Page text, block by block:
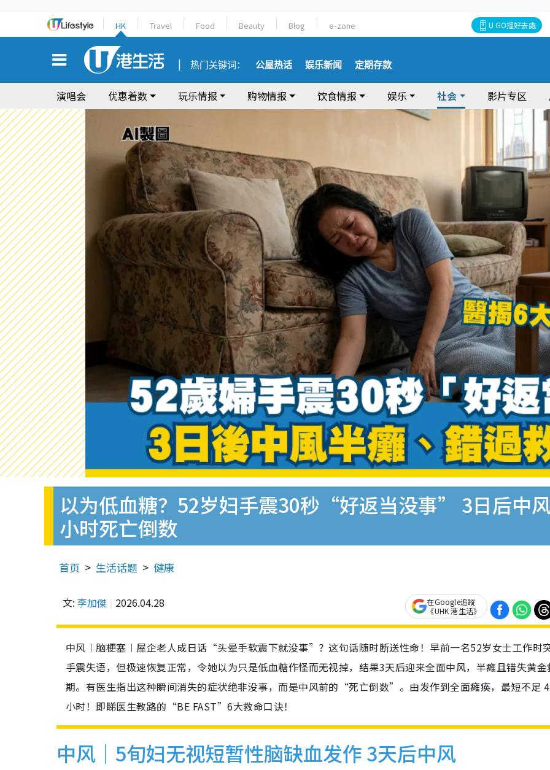
HK Travel Food Beauty Blog e-zone U GO搵好去處
热门关键词： 公屋热话 娱乐新闻 定期存款
演唱会 优惠着数 玩乐情报 购物情报 饮食情报 娱乐 社会 影片专区
以为低血糖？52岁妇手震30秒“好返当没事” 3日后中
小时死亡倒数
首页 生活话题 健康
文: 李加傑 2026.04.28
在Google追蹤
《UHK 港生活》
中风︱脑梗塞︱屋企老人成日话“头晕手软震下就没事”？这句话随时断送性命！早前一名52岁女士工作时
手震失语，但极速恢复正常，令她以为只是低血糖作怪而无视掉，结果3天后迎来全面中风，半瘫且错失黄金
期。有医生指出这种瞬间消失的症状绝非没事，而是中风前的“死亡倒数”。由发作到全面瘫痪，最短不足
小时！即睇医生教路的“BE FAST”6大救命口诀！
中风｜5旬妇无视短暂性脑缺血发作 3天后中风